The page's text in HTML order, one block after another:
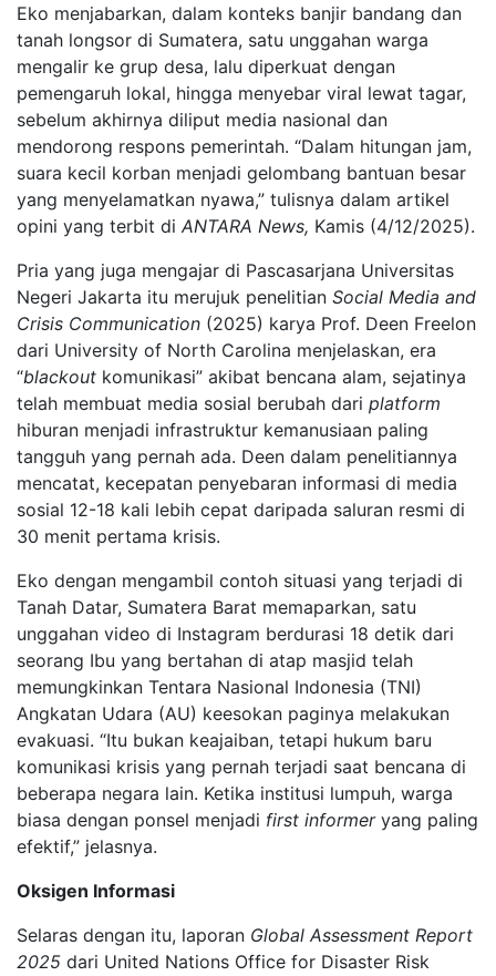
Eko menjabarkan, dalam konteks banjir bandang dan
tanah longsor di Sumatera, satu unggahan warga
mengalir ke grup desa, lalu diperkuat dengan
pemengaruh lokal, hingga menyebar viral lewat tagar,
sebelum akhirnya diliput media nasional dan
mendorong respons pemerintah. “Dalam hitungan jam,
suara kecil korban menjadi gelombang bantuan besar
yang menyelamatkan nyawa,” tulisnya dalam artikel
opini yang terbit di ANTARA News, Kamis (4/12/2025).
Pria yang juga mengajar di Pascasarjana Universitas
Negeri Jakarta itu merujuk penelitian Social Media and
Crisis Communication (2025) karya Prof. Deen Freelon
dari University of North Carolina menjelaskan, era
“blackout komunikasi” akibat bencana alam, sejatinya
telah membuat media sosial berubah dari platform
hiburan menjadi infrastruktur kemanusiaan paling
tangguh yang pernah ada. Deen dalam penelitiannya
mencatat, kecepatan penyebaran informasi di media
sosial 12-18 kali lebih cepat daripada saluran resmi di
30 menit pertama krisis.
Eko dengan mengambil contoh situasi yang terjadi di
Tanah Datar, Sumatera Barat memaparkan, satu
unggahan video di Instagram berdurasi 18 detik dari
seorang Ibu yang bertahan di atap masjid telah
memungkinkan Tentara Nasional Indonesia (TNI)
Angkatan Udara (AU) keesokan paginya melakukan
evakuasi. “Itu bukan keajaiban, tetapi hukum baru
komunikasi krisis yang pernah terjadi saat bencana di
beberapa negara lain. Ketika institusi lumpuh, warga
biasa dengan ponsel menjadi first informer yang paling
efektif,” jelasnya.
Oksigen Informasi
Selaras dengan itu, laporan Global Assessment Report
2025 dari United Nations Office for Disaster Risk